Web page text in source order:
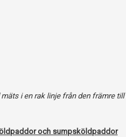
i en rak linje från den främre
och sumpsköldpaddor